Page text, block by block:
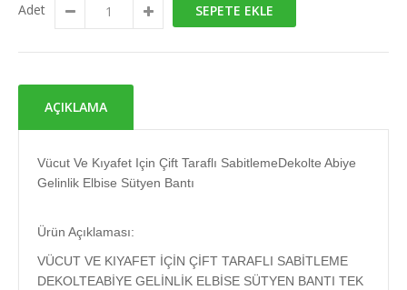
Adet SEPETE EKLE
AÇIKLAMA
Vücut Ve Kıyafet Için Çift Taraflı SabitlemeDekolte Abiye
Gelinlik Elbise Sütyen Bantı
Ürün Açıklaması:
VÜCUT VE KIYAFET İÇİN ÇİFT TARAFLI SABİTLEME
DEKOLTEABİYE GELİNLİK ELBİSE SÜTYEN BANTI TEK